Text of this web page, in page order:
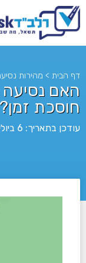
דף הבית > מהירות
האם נסיעה
חוסכת זמן?
עודכן בתאריך: 6 ביולי 2025